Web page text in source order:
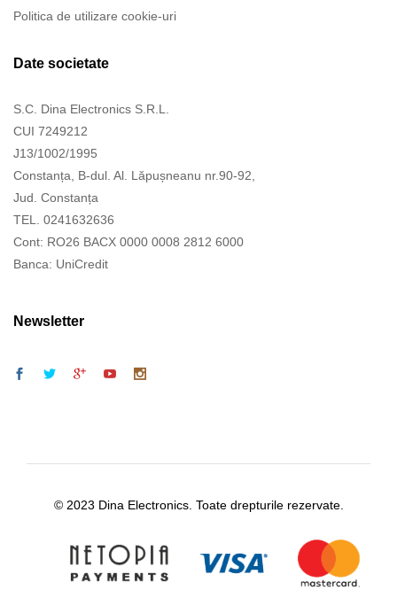
Politica de utilizare cookie-uri
Date societate
S.C. Dina Electronics S.R.L.
CUI 7249212
J13/1002/1995
Constanța, B-dul. Al. Lăpușneanu nr.90-92,
Jud. Constanța
TEL. 0241632636
Cont: RO26 BACX 0000 0008 2812 6000
Banca: UniCredit
Newsletter
© 2023 Dina Electronics. Toate drepturile rezervate.